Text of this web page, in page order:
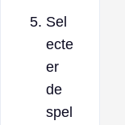
Sel
ecte
er
de
spel